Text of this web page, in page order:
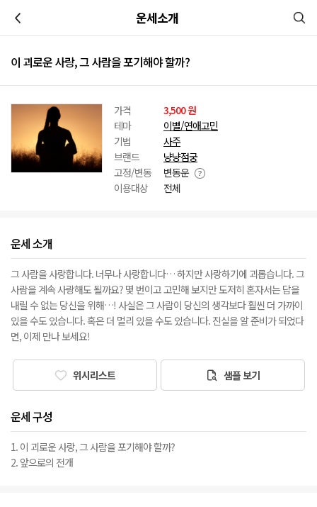
운세소개
이 괴로운 사랑, 그 사람을 포기해야 할까?
가격
3,500 원
테마
이별/연애고민
기법
사주
브랜드
냥냥점궁
고정/변동
변동운
이용대상
전체
운세 소개
그 사람을 사랑합니다. 너무나 사랑합니다… 하지만 사랑하기에 괴롭습니다. 그
사람을 계속 사랑해도 될까요? 몇 번이고 고민해 보지만 도저히 혼자서는 답을
내릴 수 없는 당신을 위해…! 사실은 그 사람이 당신의 생각보다 훨씬 더 가까이
있을 수도 있습니다. 혹은 더 멀리 있을 수도 있습니다. 진실을 알 준비가 되었다
면, 이제 만나 보세요!
위시리스트 샘플 보기
운세 구성
1. 이 괴로운 사랑, 그 사람을 포기해야 할까?
2. 앞으로의 전개